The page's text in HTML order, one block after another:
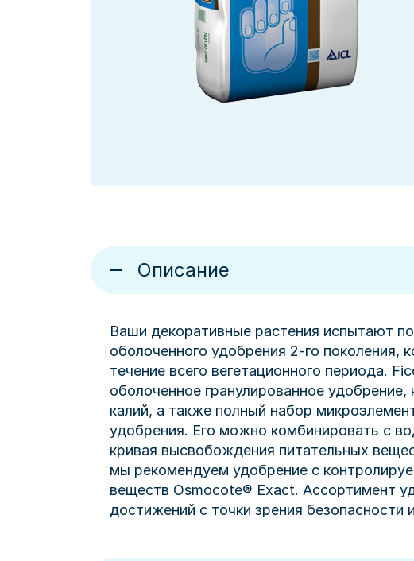
Описание
Ваши декоративные растения испытают
оболоченного удобрения 2-го
течение всего вегетационного периода.
оболоченное гранулированное
калий, а также полный набор
удобрения. Его можно комбинировать с
кривая высвобождения питательных
мы рекомендуем удобрение с
веществ Osmocote® Exact. Ассортимент
достижений с точки зрения безопасности